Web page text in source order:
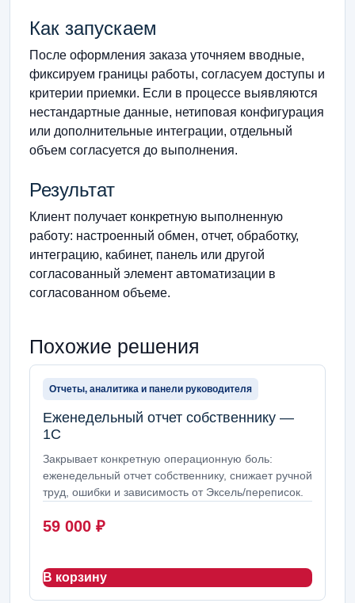
Как запускаем
После оформления заказа уточняем вводные,
фиксируем границы работы, согласуем доступы и
критерии приемки. Если в процессе выявляются
нестандартные данные, нетиповая конфигурация
или дополнительные интеграции, отдельный
объем согласуется до выполнения.
Результат
Клиент получает конкретную выполненную
работу: настроенный обмен, отчет, обработку,
интеграцию, кабинет, панель или другой
согласованный элемент автоматизации в
согласованном объеме.
Похожие решения
Отчеты, аналитика и панели руководителя
Еженедельный отчет собственнику —
1С
Закрывает конкретную операционную боль:
еженедельный отчет собственнику, снижает ручной
труд, ошибки и зависимость от Эксель/переписок.
59 000 ₽
В корзину